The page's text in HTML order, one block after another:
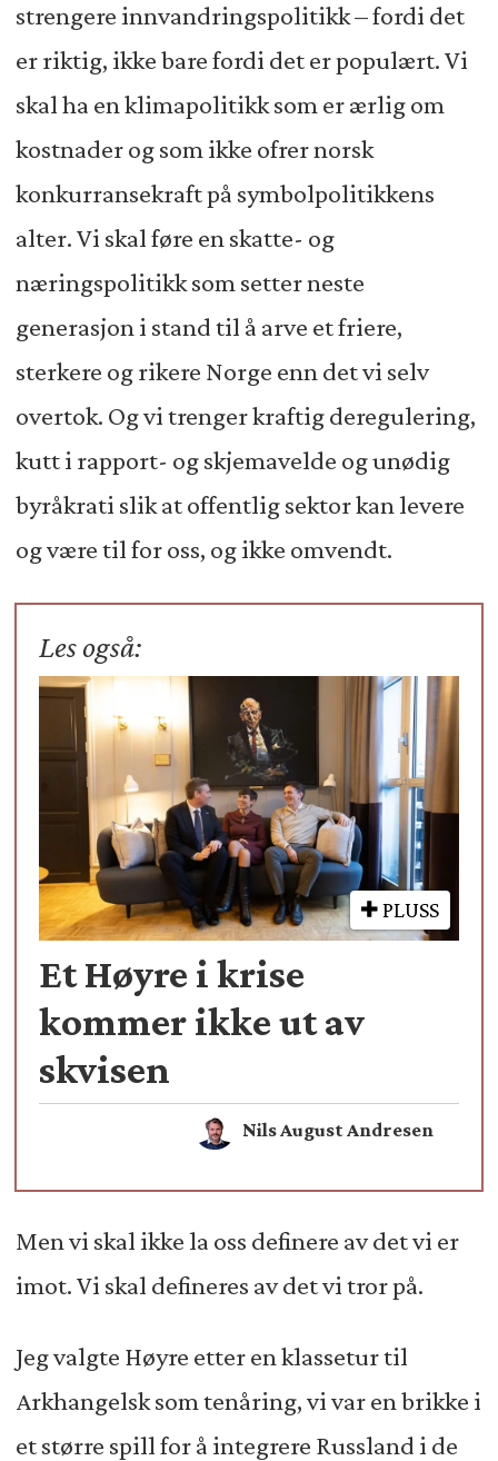
strengere innvandringspolitikk – fordi det
er riktig, ikke bare fordi det er populært. Vi
skal ha en klimapolitikk som er ærlig om
kostnader og som ikke ofrer norsk
konkurransekraft på symbolpolitikkens
alter. Vi skal føre en skatte- og
næringspolitikk som setter neste
generasjon i stand til å arve et friere,
sterkere og rikere Norge enn det vi selv
overtok. Og vi trenger kraftig deregulering,
kutt i rapport- og skjemavelde og unødig
byråkrati slik at offentlig sektor kan levere
og være til for oss, og ikke omvendt.
Les også:
PLUSS
Et Høyre i krise
kommer ikke ut av
skvisen
Nils August Andresen
Men vi skal ikke la oss definere av det vi er
imot. Vi skal defineres av det vi tror på.
Jeg valgte Høyre etter en klassetur til
Arkhangelsk som tenåring, vi var en brikke i
et større spill for å integrere Russland i de